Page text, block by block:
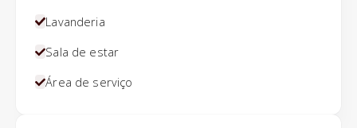
Lavanderia
Sala de estar
Área de serviço